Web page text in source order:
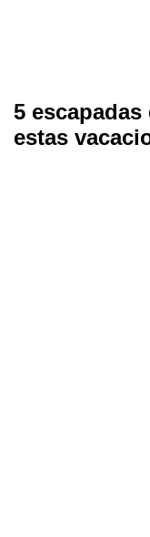
5 escapadas
estas